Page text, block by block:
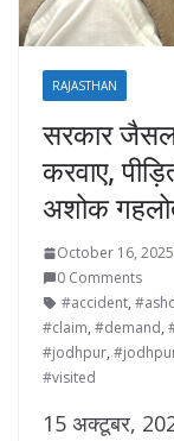
RAJASTHAN
सरकार
करवाए,
अशोक
October 16, 2025
0 Comments
#accident,
#claim, #demand,
#jodhpur,
#visited
15 अक्टूबर,